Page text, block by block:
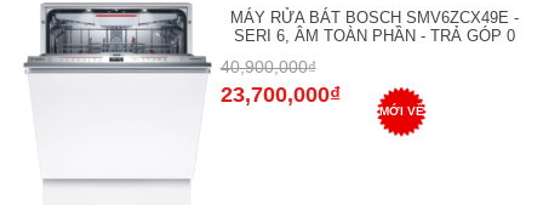
MÁY RỬA BÁT BOSCH SMV6ZCX49E -
SERI 6, ÂM TOÀN PHẦN - TRẢ GÓP 0
40,900,000₫
23,700,000₫
MỚI VỀ